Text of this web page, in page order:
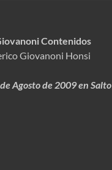
Contenidos
Giovanoni Honsi
Agosto de 2009 en Salto